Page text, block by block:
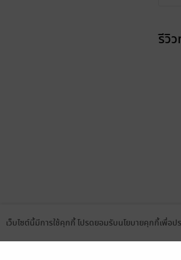
รีวิ
เว็บไซต์นี้มีการใช้คุกกี้ โปรดยอมรับนโยบายคุกกี้เพื่